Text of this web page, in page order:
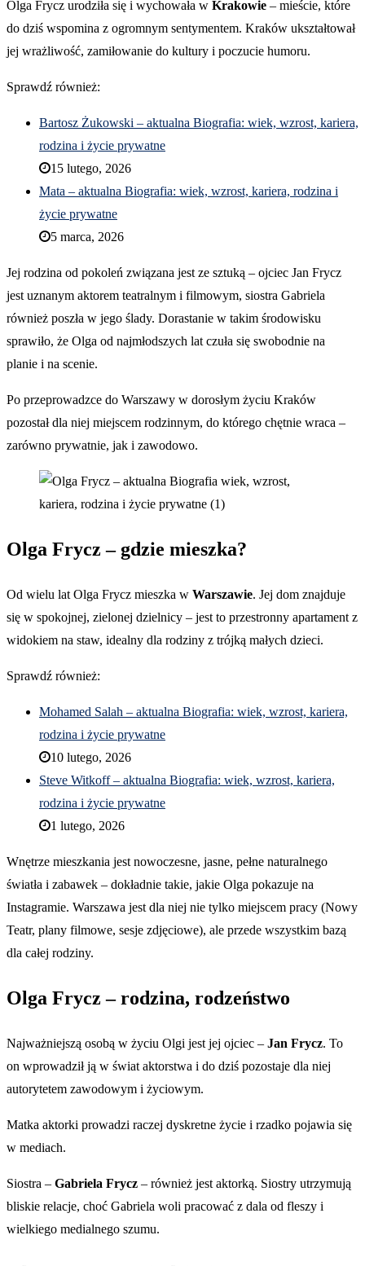
Olga Frycz urodziła się i wychowała w Krakowie – mieście, które
do dziś wspomina z ogromnym sentymentem. Kraków ukształtował
jej wrażliwość, zamiłowanie do kultury i poczucie humoru.
Sprawdź również:
Bartosz Żukowski – aktualna Biografia: wiek, wzrost, kariera,
rodzina i życie prywatne
15 lutego, 2026
Mata – aktualna Biografia: wiek, wzrost, kariera, rodzina i
życie prywatne
5 marca, 2026
Jej rodzina od pokoleń związana jest ze sztuką – ojciec Jan Frycz
jest uznanym aktorem teatralnym i filmowym, siostra Gabriela
również poszła w jego ślady. Dorastanie w takim środowisku
sprawiło, że Olga od najmłodszych lat czuła się swobodnie na
planie i na scenie.
Po przeprowadzce do Warszawy w dorosłym życiu Kraków
pozostał dla niej miejscem rodzinnym, do którego chętnie wraca –
zarówno prywatnie, jak i zawodowo.
Olga Frycz – gdzie mieszka?
Od wielu lat Olga Frycz mieszka w Warszawie. Jej dom znajduje
się w spokojnej, zielonej dzielnicy – jest to przestronny apartament z
widokiem na staw, idealny dla rodziny z trójką małych dzieci.
Sprawdź również:
Mohamed Salah – aktualna Biografia: wiek, wzrost, kariera,
rodzina i życie prywatne
10 lutego, 2026
Steve Witkoff – aktualna Biografia: wiek, wzrost, kariera,
rodzina i życie prywatne
1 lutego, 2026
Wnętrze mieszkania jest nowoczesne, jasne, pełne naturalnego
światła i zabawek – dokładnie takie, jakie Olga pokazuje na
Instagramie. Warszawa jest dla niej nie tylko miejscem pracy (Nowy
Teatr, plany filmowe, sesje zdjęciowe), ale przede wszystkim bazą
dla całej rodziny.
Olga Frycz – rodzina, rodzeństwo
Najważniejszą osobą w życiu Olgi jest jej ojciec – Jan Frycz. To
on wprowadził ją w świat aktorstwa i do dziś pozostaje dla niej
autorytetem zawodowym i życiowym.
Matka aktorki prowadzi raczej dyskretne życie i rzadko pojawia się
w mediach.
Siostra – Gabriela Frycz – również jest aktorką. Siostry utrzymują
bliskie relacje, choć Gabriela woli pracować z dala od fleszy i
wielkiego medialnego szumu.